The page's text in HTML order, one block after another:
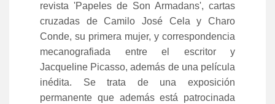
revista 'Papeles de Son Armadans', cartas
cruzadas de Camilo José Cela y Charo
Conde, su primera mujer, y correspondencia
mecanografiada entre el escritor y
Jacqueline Picasso, además de una película
inédita. Se trata de una exposición
permanente que además está patrocinada